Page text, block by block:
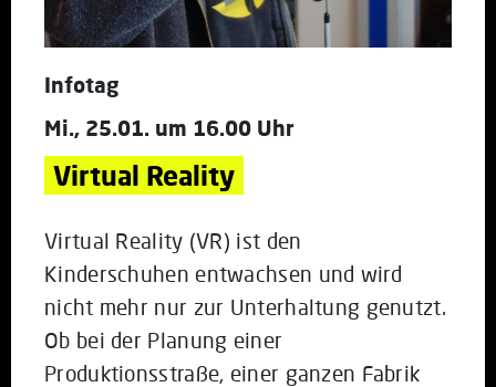
Infotag
Mi., 25.01. um 16.00 Uhr
Virtual Reality
Virtual Reality (VR) ist den
Kinderschuhen entwachsen und wird
nicht mehr nur zur Unterhaltung genutzt.
Ob bei der Planung einer
Produktionsstraße, einer ganzen Fabrik